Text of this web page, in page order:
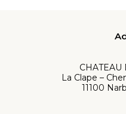
CHATEAU
La Clape –
11100